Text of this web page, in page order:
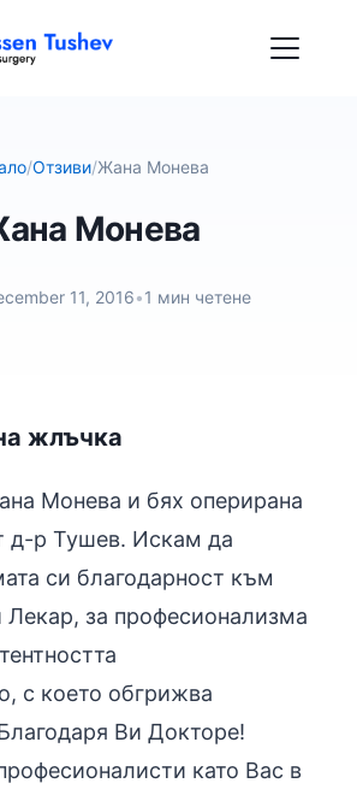
/Отзиви/Жана Монева
Монева
11, 2016•1 мин четене
жлъчка
Монева и бях оперирана
д-р Тушев. Искам да
си благодарност към
Лекар, за професионализма
с което обгрижва
Ви Докторе!
като Вас в